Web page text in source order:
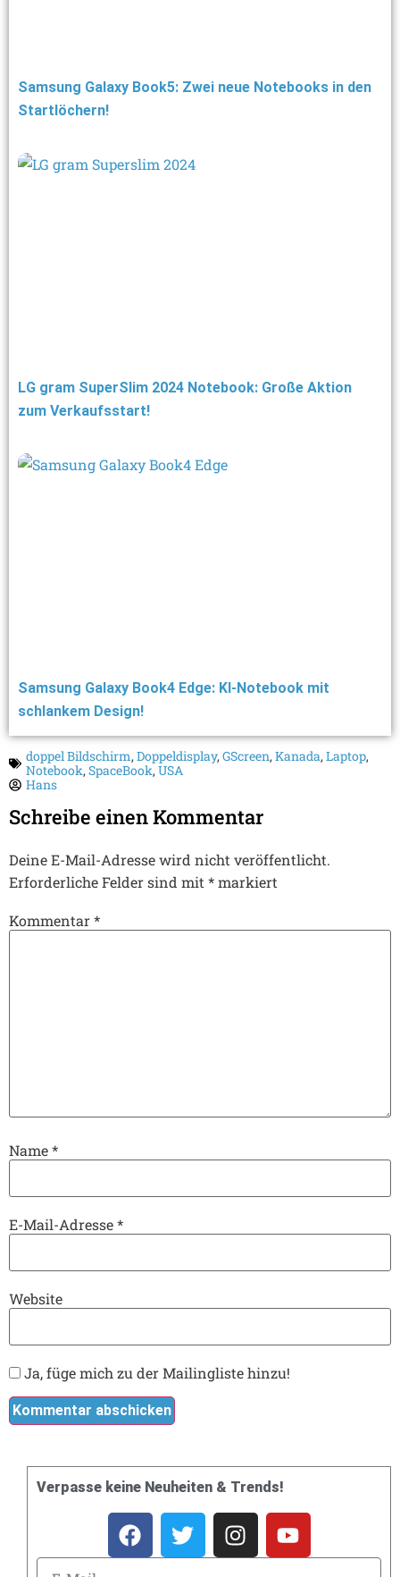
Samsung Galaxy Book5: Zwei neue Notebooks in den
Startlöchern!
LG gram SuperSlim 2024 Notebook: Große Aktion
zum Verkaufsstart!
Samsung Galaxy Book4 Edge: KI-Notebook mit
schlankem Design!
doppel Bildschirm,Doppeldisplay,GScreen,Kanada,Laptop,
Notebook,SpaceBook,USA
Hans
Schreibe einen Kommentar
Deine E-Mail-Adresse wird nicht veröffentlicht.
Erforderliche Felder sind mit *markiert
Kommentar*
Name*
E-Mail-Adresse*
Website
Ja, füge mich zu der Mailingliste hinzu!
Verpasse keine Neuheiten & Trends!